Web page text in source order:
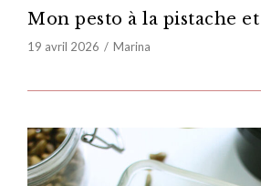
Mon pesto à la pistache
19 avril 2026 Marina